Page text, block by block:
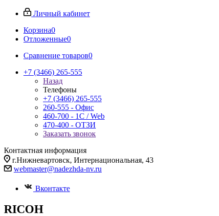
Личный кабинет
Корзина0
Отложенные0
Сравнение товаров0
+7 (3466) 265-555
Назад
Телефоны
+7 (3466) 265-555
260-555 - Офис
460-700 - 1C / Web
470-400 - ОТЗИ
Заказать звонок
Контактная информация
г.Нижневартовск, Интернациональная, 43
webmaster@nadezhda-nv.ru
Вконтакте
RICOH